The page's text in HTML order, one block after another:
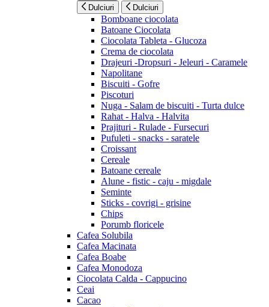
Dulciuri Dulciuri
Bomboane ciocolata
Batoane Ciocolata
Ciocolata Tableta - Glucoza
Crema de ciocolata
Drajeuri -Dropsuri - Jeleuri - Caramele
Napolitane
Biscuiti - Gofre
Piscoturi
Nuga - Salam de biscuiti - Turta dulce
Rahat - Halva - Halvita
Prajituri - Rulade - Fursecuri
Pufuleti - snacks - saratele
Croissant
Cereale
Batoane cereale
Alune - fistic - caju - migdale
Seminte
Sticks - covrigi - grisine
Chips
Porumb floricele
Cafea Solubila
Cafea Macinata
Cafea Boabe
Cafea Monodoza
Ciocolata Calda - Cappucino
Ceai
Cacao